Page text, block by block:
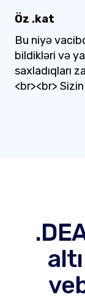
Öz .kat
Bu niyə
bildikləri və
saxladıqları
<br><br>